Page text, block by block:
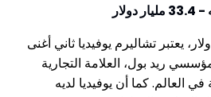
33.4 مليار دولار، يعتبر تشاليرم يوفيديا ثاني أغنى
ريد بول، العلامة التجارية
العالم. كما أن يوفيديا لديه